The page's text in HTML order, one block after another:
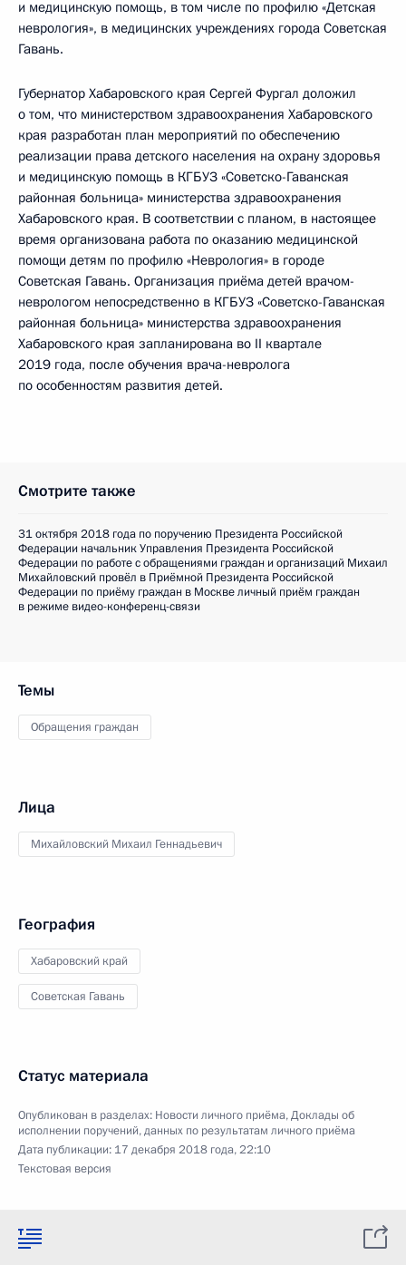
и медицинскую помощь, в том числе по профилю «Детская
неврология», в медицинских учреждениях города Советская
Гавань.
Губернатор Хабаровского края Сергей Фургал доложил
о том, что министерством здравоохранения Хабаровского
края разработан план мероприятий по обеспечению
реализации права детского населения на охрану здоровья
и медицинскую помощь в КГБУЗ «Советско-Гаванская
районная больница» министерства здравоохранения
Хабаровского края. В соответствии с планом, в настоящее
время организована работа по оказанию медицинской
помощи детям по профилю «Неврология» в городе
Советская Гавань. Организация приёма детей врачом-
неврологом непосредственно в КГБУЗ «Советско-Гаванская
районная больница» министерства здравоохранения
Хабаровского края запланирована во II квартале
2019 года, после обучения врача-невролога
по особенностям развития детей.
Смотрите также
31 октября 2018 года по поручению Президента Российской
Федерации начальник Управления Президента Российской
Федерации по работе с обращениями граждан и организаций Михаил
Михайловский провёл в Приёмной Президента Российской
Федерации по приёму граждан в Москве личный приём граждан
в режиме видео-конференц-связи
Темы
Обращения граждан
Лица
Михайловский Михаил Геннадьевич
География
Хабаровский край
Советская Гавань
Статус материала
Опубликован в разделах: Новости личного приёма,Доклады об
исполнении поручений, данных по результатам личного приёма
Дата публикации: 17 декабря 2018 года, 22:10
Текстовая версия